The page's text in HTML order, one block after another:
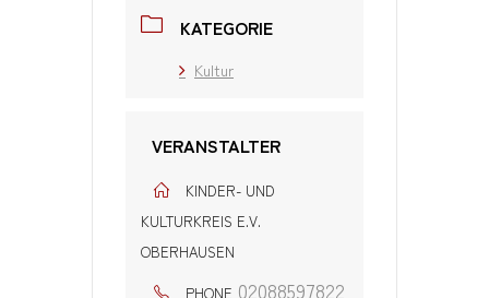
KATEGORIE
Kultur
VERANSTALTER
KINDER- UND
KULTURKREIS E.V.
OBERHAUSEN
PHONE 02088597822